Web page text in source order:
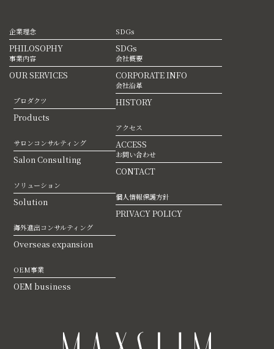
企業理念
PHILOSOPHY
事業内容
OUR SERVICES
プロダクツ
Products
サロンコンサルティング
Salon Consulting
ソリューション
Solution
海外進出コンサルティング
Overseas expansion
OEM事業
OEM business
SDGs
SDGs
会社概要
CORPORATE INFO
会社沿革
HISTORY
アクセス
ACCESS
お問い合わせ
CONTACT
個人情報保護方針
PRIVACY POLICY